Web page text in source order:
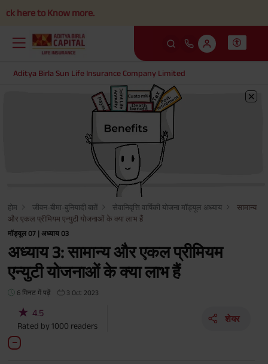
to Know more.
Aditya Birla Sun Life Insurance Company Limited
होम जीवन-बीमा-बुनियादी बातें सेवानिवृत्ति वार्षिकी योजना मॉड्यूल अध्याय
सामान्य
और एकल प्रीमियम एन्युटी योजनाओं के क्या लाभ हैं
मॉड्यूल 07 | अध्याय 03
अध्याय 3: सामान्य और एकल प्रीमियम
एन्युटी योजनाओं के क्या लाभ हैं
6 मिनट में पढ़ें 3 Oct 2023
★ 4.5
Rated by 1000 readers
शेयर